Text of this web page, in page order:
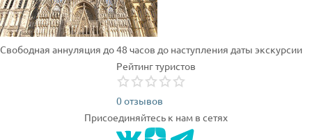
Свободная аннуляция до 48 часов до наступления даты экскурсии
Рейтинг туристов
0 отзывов
Присоединяйтесь к нам в сетях